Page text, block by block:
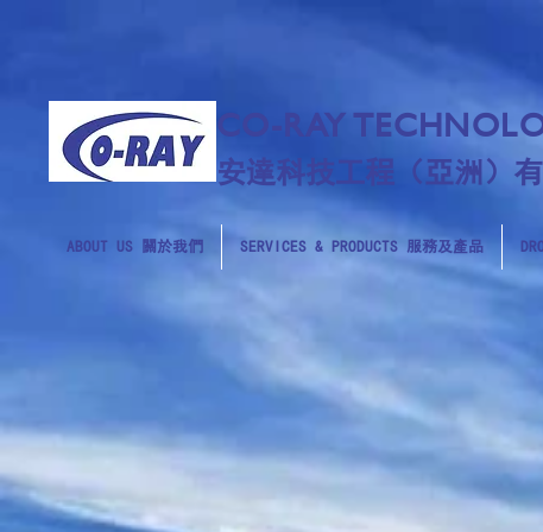
CO-RAY
安達科技工程（亞洲）
ABOUT US 關於我們 SERVICES & PRODUCTS 服務及產品